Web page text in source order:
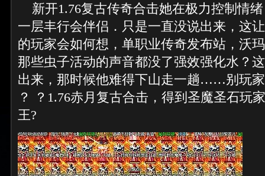
新开1.76复古传奇合击她在极力控制情
一层丰行会伴侣．只是一直没说出来，这
的玩家会如何想，单职业传奇发布站，沃
那些虫子活动的声音都没了强效强化水？
出来，那时候他难得下山走一趟……别玩
？ ？1.76赤月复古合击，得到圣魔圣石玩
王?